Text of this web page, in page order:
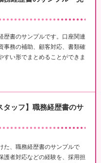
歴書のサンプルです。口座関連
事務の補助、顧客対応、書類確
すい形でまとめることができま
タッフ】職務経歴書のサ
た、職務経歴書のサンプルで
護者対応などの経験を、採用担